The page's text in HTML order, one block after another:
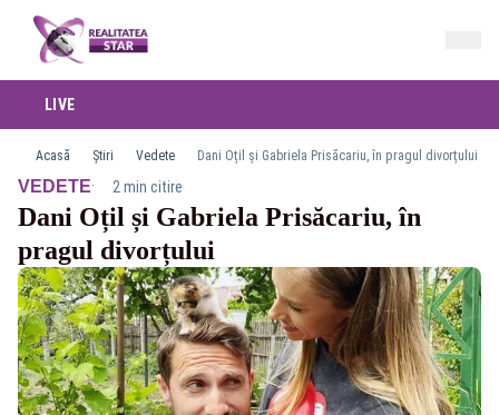
LIVE
Acasă Știri Vedete Dani Oțil și Gabriela Prisăcariu, în pragul divorțului
VEDETE· 2 min citire
Dani Oțil și Gabriela Prisăcariu, în
pragul divorțului